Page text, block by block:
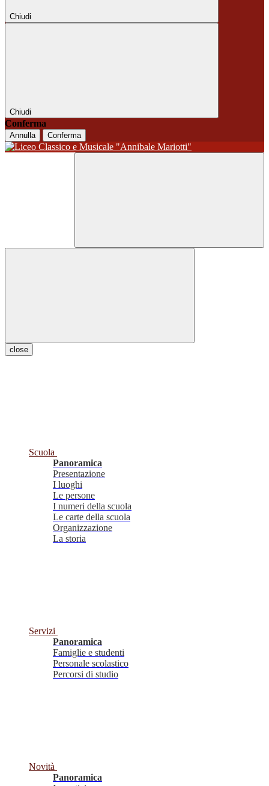
Chiudi
Chiudi
Conferma
Annulla Conferma
close
Scuola
Panoramica
Presentazione
I luoghi
Le persone
I numeri della scuola
Le carte della scuola
Organizzazione
La storia
Servizi
Panoramica
Famiglie e studenti
Personale scolastico
Percorsi di studio
Novità
Panoramica